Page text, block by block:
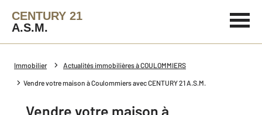
CENTURY 21
A.S.M.
Immobilier Actualités immobilières à COULOMMIERS
Vendre votre maison à Coulommiers avec CENTURY 21 A.S.M.
Vendre votre maison à